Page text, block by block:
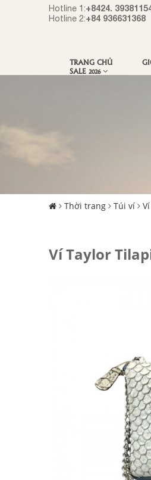
Hotline 1:+8424.
Hotline 2:+84 936631368
TRANG CHỦ
SALE 2026
Thời trang Túi ví
Ví Taylor